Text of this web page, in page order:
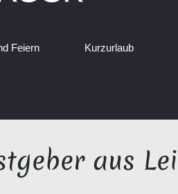
Feiern Kurzurlaub
aus